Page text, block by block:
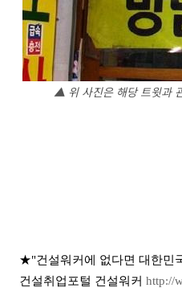
▲ 위 사진은 해당 트윗과
★"건설워커에 없다면 대한민
건설취업포털 건설워커 http://